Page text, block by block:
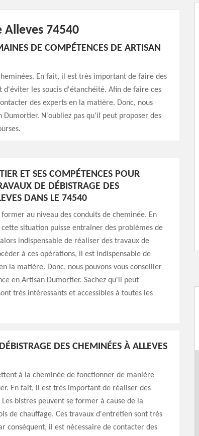
74540
DE COMPÉTENCES DE ARTISAN
En fait, il est très important de faire des
les soucis d'étanchéité. Afin de faire ces
des experts en la matière. Donc, nous
Dumortier. N'oubliez pas qu'il peut proposer des
ET SES COMPÉTENCES POUR
DE DÉBISTRAGE DES
DANS LE 74540
former au niveau des conduits de cheminée. En
situation puisse entraîner des problèmes de
indispensable de réaliser des travaux de
à ces opérations, il est indispensable de
la matière. Donc, nous pouvons vous conseiller
en Artisan Dumortier. Sachez qu'il peut
très intéressants et accessibles à toutes les
DES CHEMINÉES À ALLEVES
à la cheminée de fonctionner de manière
En fait, il est très important de réaliser des
bistres peuvent se former à cause de la
de chauffage. Ces travaux d'entretien sont très
conséquent, il est nécessaire de contacter des